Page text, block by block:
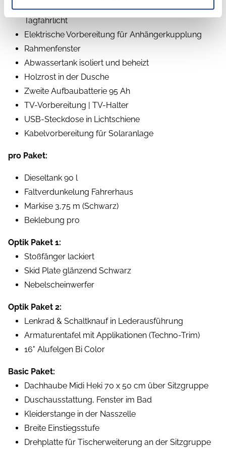
Tagfahrlicht
Elektrische Vorbereitung für Anhängerkupplung
Rahmenfenster
Abwassertank isoliert und beheizt
Holzrost in der Dusche
Zweite Aufbaubatterie 95 Ah
TV-Vorbereitung | TV-Halter
USB-Steckdose in Lichtschiene
Kabelvorbereitung für Solaranlage
pro Paket:
Dieseltank 90 l
Faltverdunkelung Fahrerhaus
Markise 3,75 m (Schwarz)
Beklebung pro
Optik Paket 1:
Stoßfänger lackiert
Skid Plate glänzend Schwarz
Nebelscheinwerfer
Optik Paket 2:
Lenkrad & Schaltknauf in Lederausführung
Armaturentafel mit Applikationen (Techno-Trim)
16" Alufelgen Bi Color
Basic Paket:
Dachhaube Midi Heki 70 x 50 cm über Sitzgruppe
Duschausstattung, Fenster im Bad
Kleiderstange in der Nasszelle
Breite Einstiegsstufe
Drehplatte für Tischerweiterung an der Sitzgruppe